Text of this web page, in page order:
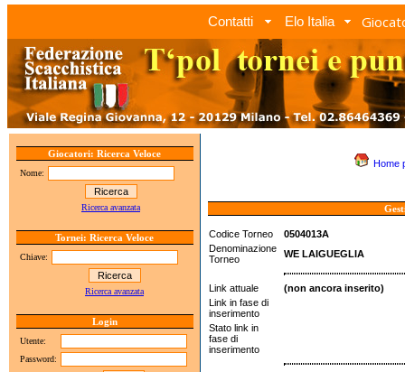
Contatti Elo Italia
Giocatori: Ricerca Veloce
Nome:
Ricerca avanzata
Tornei: Ricerca Veloce
Chiave:
Ricerca avanzata
Login
Utente:
Password:
Home
Codice Torneo
0504013A
Denominazione
Torneo
WE LAIGUEGLIA
Link attuale
(non ancora inserito)
Link in fase di
inserimento
Stato link in
fase di
inserimento